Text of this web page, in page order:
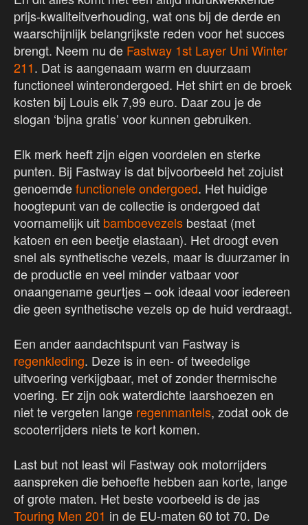
prijs-kwaliteitverhouding, wat ons bij de derde en
waarschijnlijk belangrijkste reden voor het succes
brengt. Neem nu de Fastway 1st Layer Uni Winter
211. Dat is aangenaam warm en duurzaam
functioneel winterondergoed. Het shirt en de broek
kosten bij Louis elk 7,99 euro. Daar zou je de
slogan ‘bijna gratis’ voor kunnen gebruiken.
Elk merk heeft zijn eigen voordelen en sterke
punten. Bij Fastway is dat bijvoorbeeld het zojuist
genoemdefunctionele ondergoed. Het huidige
hoogtepunt van de collectie is ondergoed dat
voornamelijk uit bamboevezels bestaat (met
katoen en een beetje elastaan). Het droogt even
snel als synthetische vezels, maar is duurzamer in
de productie en veel minder vatbaar voor
onaangename geurtjes – ook ideaal voor iedereen
die geen synthetische vezels op de huid verdraagt.
Een ander aandachtspunt van Fastway is
regenkleding. Deze is in een- of tweedelige
uitvoering verkijgbaar, met of zonder thermische
voering. Er zijn ook waterdichte laarshoezen en
niet te vergeten lange regenmantels, zodat ook de
scooterrijders niets te kort komen.
Last but not least wil Fastway ook motorrijders
aanspreken die behoefte hebben aan korte, lange
of grote maten. Het beste voorbeeld is de jas
Touring Men 201 in de EU-maten 60 tot 70. De